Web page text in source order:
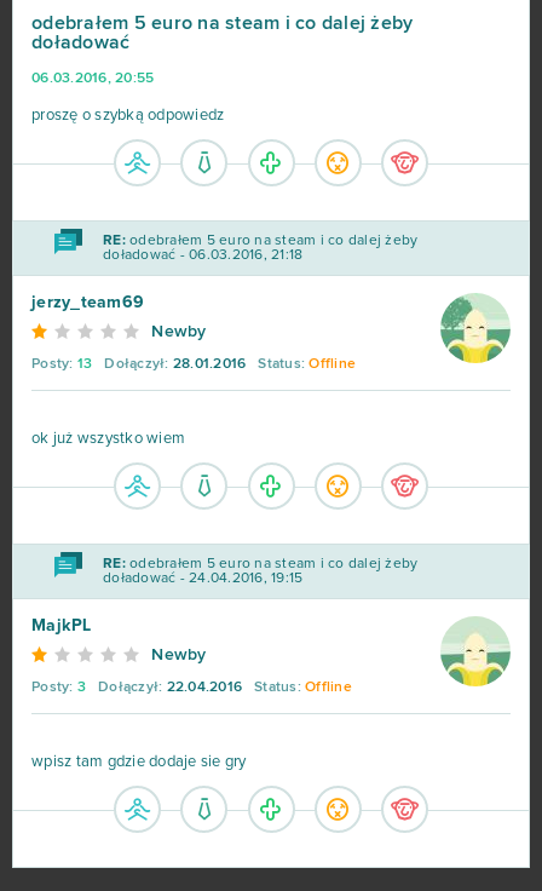
odebrałem 5 euro na steam i co dalej żeby
doładować
06.03.2016, 20:55
proszę o szybką odpowiedz
RE:odebrałem 5 euro na steam i co dalej żeby
doładować - 06.03.2016, 21:18
jerzy_team69
Newby
Posty: 13 Dołączył: 28.01.2016 Status: Offline
ok już wszystko wiem
RE:odebrałem 5 euro na steam i co dalej żeby
doładować - 24.04.2016, 19:15
MajkPL
Newby
Posty: 3 Dołączył: 22.04.2016 Status: Offline
wpisz tam gdzie dodaje sie gry